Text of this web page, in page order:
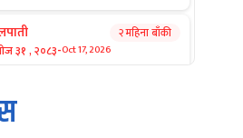
३१ , २०८३-Oct 17, 2026
२ महिना बाँकी
सङ्क्रान्ति
१, २०८३